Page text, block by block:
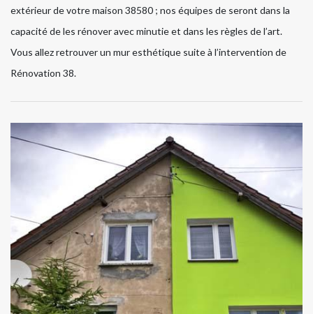
extérieur de votre maison 38580 ; nos équipes de seront dans la
capacité de les rénover avec minutie et dans les règles de l’art.
Vous allez retrouver un mur esthétique suite à l’intervention de
Rénovation 38.